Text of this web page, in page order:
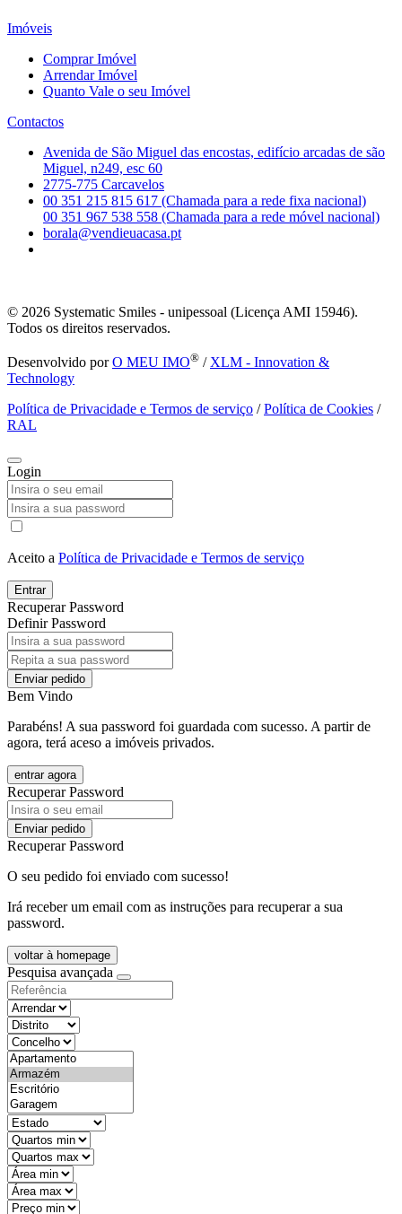
Imóveis
Comprar Imóvel
Arrendar Imóvel
Quanto Vale o seu Imóvel
Contactos
Avenida de São Miguel das encostas, edifício arcadas de são
Miguel, n249, esc 60
2775-775 Carcavelos
00 351 215 815 617 (Chamada para a rede fixa nacional)
00 351 967 538 558 (Chamada para a rede móvel nacional)
borala@vendieuacasa.pt
© 2026 Systematic Smiles - unipessoal (Licença AMI 15946).
Todos os direitos reservados.
Desenvolvido porO MEU IMO® / XLM - Innovation &
Technology
Política de Privacidade e Termos de serviço /Política de Cookies /
RAL
Login
Aceito a Política de Privacidade e Termos de serviço
Entrar
Recuperar Password
Definir Password
Enviar pedido
Bem Vindo
Parabéns! A sua password foi guardada com sucesso. A partir de
agora, terá aceso a imóveis privados.
entrar agora
Recuperar Password
Enviar pedido
Recuperar Password
O seu pedido foi enviado com sucesso!
Irá receber um email com as instruções para recuperar a sua
password.
voltar à homepage
Pesquisa avançada
objective
districtId
countyId
types
state
mintypo
maxtypo
minarea
maxarea
minprice